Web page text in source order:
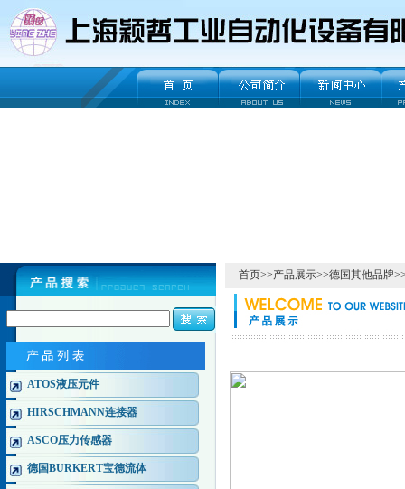
ATOS液压元件
HIRSCHMANN连接器
ASCO压力传感器
德国BURKERT宝德流体
首页>>产品展示>>德国其他品牌